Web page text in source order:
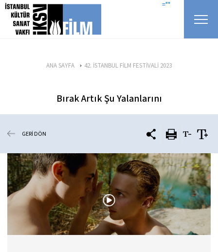
icerigi atla =""
ANA SAYFA 42. İSTANBUL FİLM FESTİVALİ 2023
Bırak Artık Şu Yalanlarını
GERİ DÖN